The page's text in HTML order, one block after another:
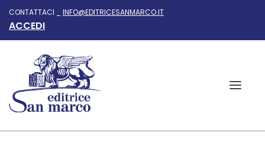
CONTATTACI _ INFO@EDITRICESANMARCO.IT
ACCEDI